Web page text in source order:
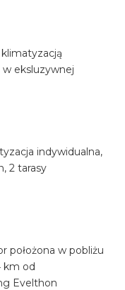
w eksluzywnej
indywidualna,
2 tarasy
położona w pobliżu
km od
Evelthon